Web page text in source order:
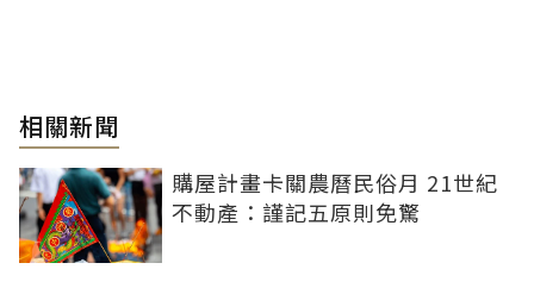
相關新聞
購屋計畫卡關農曆民俗月 21世紀
不動產：謹記五原則免驚